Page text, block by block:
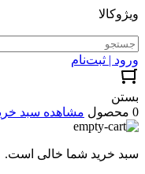
ویژوکالا
ورود | ثبت‌نام
بستن
0 محصول
مشاهده سبد
سبد خرید شما خالی است.